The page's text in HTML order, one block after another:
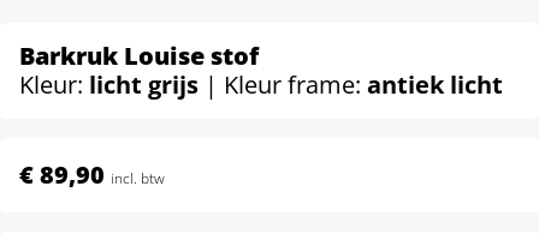
Barkruk Louise stof
Kleur: licht grijs | Kleur frame: antiek licht
€ 89,90 incl. btw